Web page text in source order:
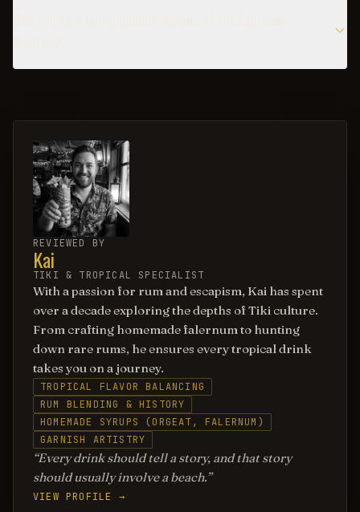
REVIEWED BY
Kai
TIKI & TROPICAL SPECIALIST
With a passion for rum and escapism, Kai has spent
over a decade exploring the depths of Tiki culture.
From crafting homemade falernum to hunting
down rare rums, he ensures every tropical drink
takes you on a journey.
TROPICAL FLAVOR BALANCING
RUM BLENDING & HISTORY
HOMEMADE SYRUPS (ORGEAT, FALERNUM)
GARNISH ARTISTRY
Every drink should tell a story, and that story
should usually involve a beach.
VIEW PROFILE →